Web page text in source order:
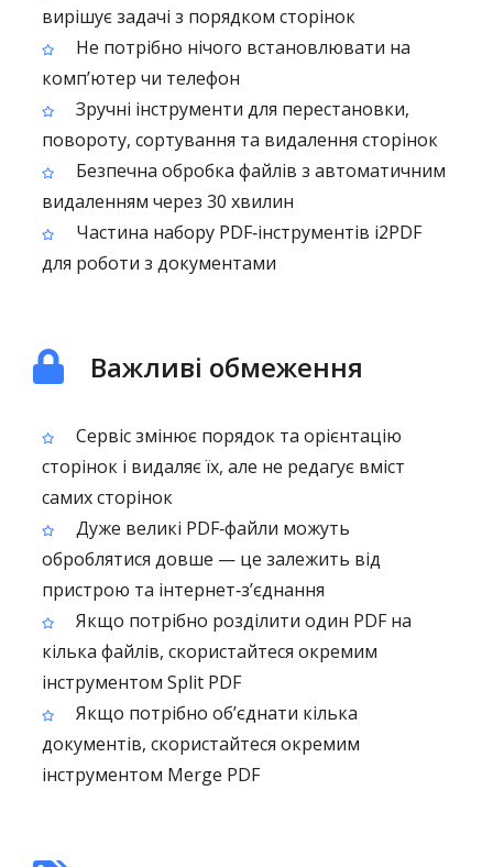
вирішує задачі з порядком сторінок
Не потрібно нічого встановлювати на
комп’ютер чи телефон
Зручні інструменти для перестановки,
повороту, сортування та видалення сторінок
Безпечна обробка файлів з автоматичним
видаленням через 30 хвилин
Частина набору PDF‑інструментів i2PDF
для роботи з документами
Важливі обмеження
Сервіс змінює порядок та орієнтацію
сторінок і видаляє їх, але не редагує вміст
самих сторінок
Дуже великі PDF‑файли можуть
оброблятися довше — це залежить від
пристрою та інтернет‑з’єднання
Якщо потрібно розділити один PDF на
кілька файлів, скористайтеся окремим
інструментом Split PDF
Якщо потрібно об’єднати кілька
документів, скористайтеся окремим
інструментом Merge PDF